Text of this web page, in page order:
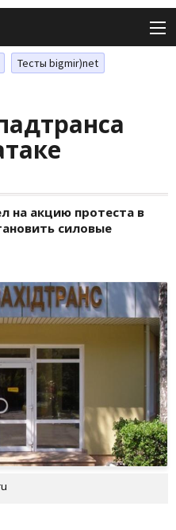
Тесты bigmir)net
на акцию протеста в
силовые